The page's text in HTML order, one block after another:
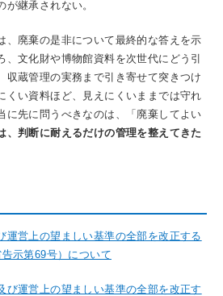
継承されない。
、廃棄の是非について最終的な答えを示
、文化財や博物館資料を次世代にどう引
収蔵管理の実務まで引き寄せて突きつけ
くい資料ほど、見えにくいままでは守れ
に先に問うべきなのは、「廃棄してよい
、判断に耐えるだけの管理を整えてきた
運営上の望ましい基準の全部を改正する
示第69号）について
び運営上の望ましい基準の全部を改正す